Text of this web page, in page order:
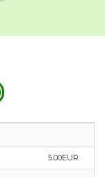
5.00EUR